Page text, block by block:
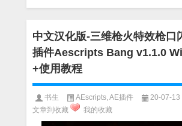
中文汉化版-三维枪火特效枪口
插件Aescripts Bang v1.1.0
+使用教程
书生 AEscripts AE插件 20-07-13
文章到收藏
我的收藏